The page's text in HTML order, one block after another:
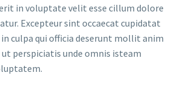
in voluptate velit esse cillum dolore
Excepteur sint occaecat cupidatat
culpa qui officia deserunt mollit anim
ut perspiciatis unde omnis isteam